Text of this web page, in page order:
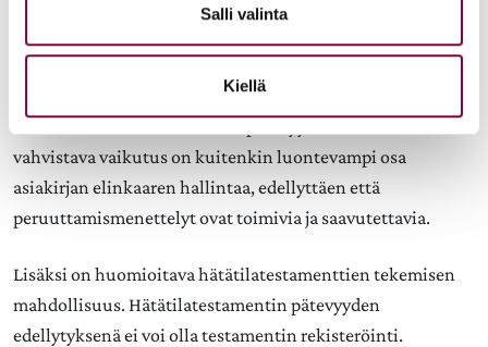
Salli valinta
Kiellä
rekisteröinnillä olla ensisijaisesti todistusharkintaa
ohjaava, mutta ei yksin määräävä oikeusvaikutus.
vahvistava vaikutus on kuitenkin luontevampi osa
asiakirjan elinkaaren hallintaa, edellyttäen että
peruuttamismenettelyt ovat toimivia ja saavutettavia.
Lisäksi on huomioitava hätätilatestamenttien tekemisen
mahdollisuus. Hätätilatestamentin pätevyyden
edellytyksenä ei voi olla testamentin rekisteröinti.